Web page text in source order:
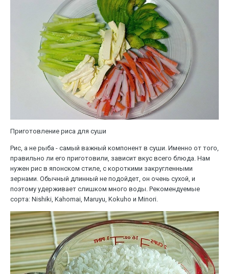
Приготовление риса для суши
Рис, а не рыба - самый важный компонент в суши. Именно от того,
правильно ли его приготовили, зависит вкус всего блюда. Нам
нужен рис в японском стиле, с короткими закругленными
зернами. Обычный длинный не подойдет, он очень сухой, и
поэтому удерживает слишком много воды. Рекомендуемые
сорта: Nishiki, Kahomai, Maruyu, Kokuho и Minori.